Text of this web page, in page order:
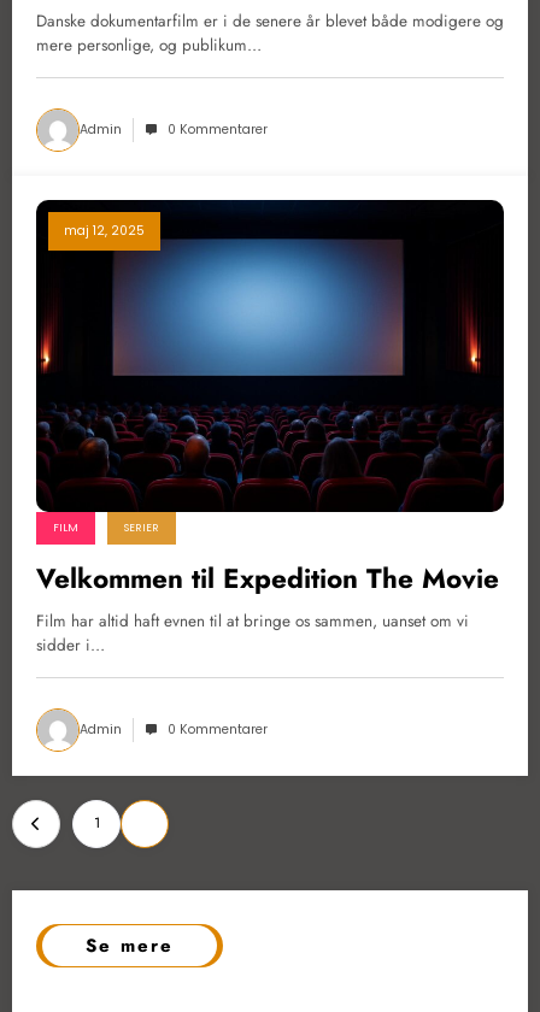
Danske dokumentarfilm er i de senere år blevet både modigere og
mere personlige, og publikum…
Admin 0 Kommentarer
maj 12, 2025
FILM SERIER
Velkommen til Expedition The Movie
Film har altid haft evnen til at bringe os sammen, uanset om vi
sidder i…
Admin 0 Kommentarer
Indlægsinddeling
1
Se mere